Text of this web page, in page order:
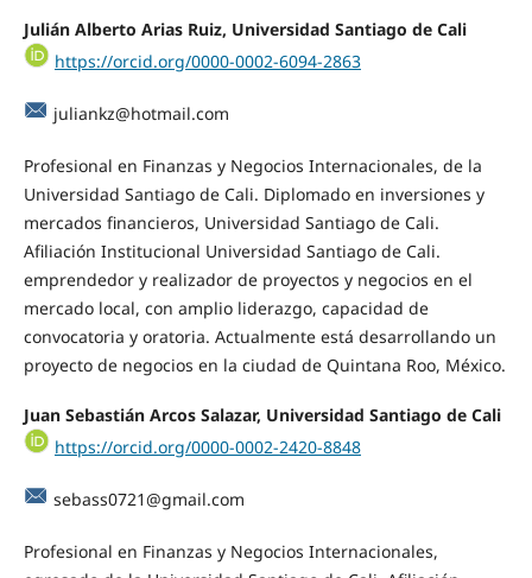
Julián Alberto Arias Ruiz, Universidad Santiago de Cali
https://orcid.org/0000-0002-6094-2863
juliankz@hotmail.com
Profesional en Finanzas y Negocios Internacionales, de la
Universidad Santiago de Cali. Diplomado en inversiones y
mercados financieros, Universidad Santiago de Cali.
Afiliación Institucional Universidad Santiago de Cali.
emprendedor y realizador de proyectos y negocios en el
mercado local, con amplio liderazgo, capacidad de
convocatoria y oratoria. Actualmente está desarrollando un
proyecto de negocios en la ciudad de Quintana Roo, México.
Juan Sebastián Arcos Salazar, Universidad Santiago de Cali
https://orcid.org/0000-0002-2420-8848
sebass0721@gmail.com
Profesional en Finanzas y Negocios Internacionales,